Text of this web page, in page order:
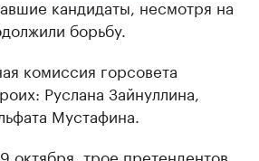
кандидаты, несмотря на
борьбу.
комиссия горсовета
Руслана Зайнуллина,
Мустафина.
октября, трое претендентов